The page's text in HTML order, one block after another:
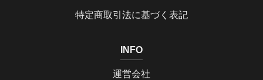
特定商取引法に基づく表記
INFO
運営会社